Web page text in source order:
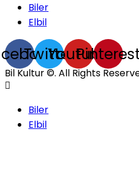
Biler
Elbil
TwitterYoutube
Bil Kultur ©. All Rights
Biler
Elbil